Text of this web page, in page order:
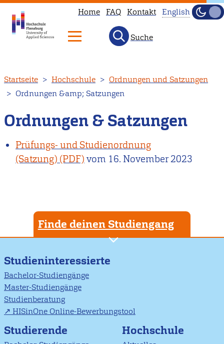
zum
Inhalt
Home FAQ Kontakt
not
English.
to
page
English
Hell
Suche
Startseite Hochschule
Ordnungen und Satzungen
Ordnungen &amp; Satzungen
Ordnungen & Satzungen
Prüfungs- und Studienordnung
(Satzung)
vom 16. November 2023
Finde deinen Studiengang
Studieninteressierte
Bachelor-Studiengänge
Master-Studiengänge
Studienberatung
HISinOne Online-Bewerbungstool
Studierende Hochschule